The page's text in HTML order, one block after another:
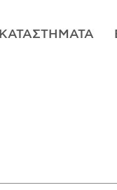
ΚΑΤΑΣΤΉΜΑΤΑ